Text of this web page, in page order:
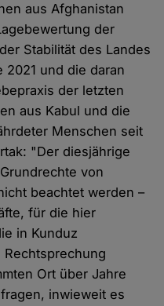
aus Afghanistan
der
Stabilität des Landes
und die daran
der letzten
aus Kabul und die
Menschen seit
"Der diesjährige
von
beachtet werden –
für die hier
in Kunduz
Rechtsprechung
Ort über Jahre
inwieweit es